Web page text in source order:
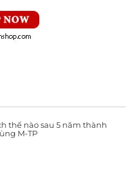
thế nào sau 5 năm thành
M-TP